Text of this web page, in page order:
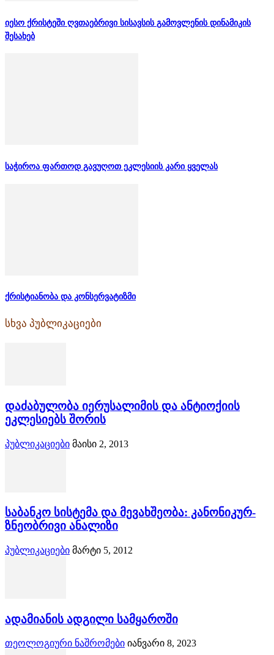
იესო ქრისტეში ღვთაებრივი სისავსის გამოვლენის დინამიკის
შესახებ
საჭიროა ფართოდ გავუღოთ ეკლესიის კარი ყველას
ქრისტიანობა და კონსერვატიზმი
სხვა პუბლიკაციები
დაძაბულობა იერუსალიმის და ანტიოქიის
ეკლესიებს შორის
პუბლიკაციები მაისი 2, 2013
საბანკო სისტემა და მევახშეობა: კანონიკურ-
ზნეობრივი ანალიზი
პუბლიკაციები მარტი 5, 2012
ადამიანის ადგილი სამყაროში
თეოლოგიური ნაშრომები იანვარი 8, 2023